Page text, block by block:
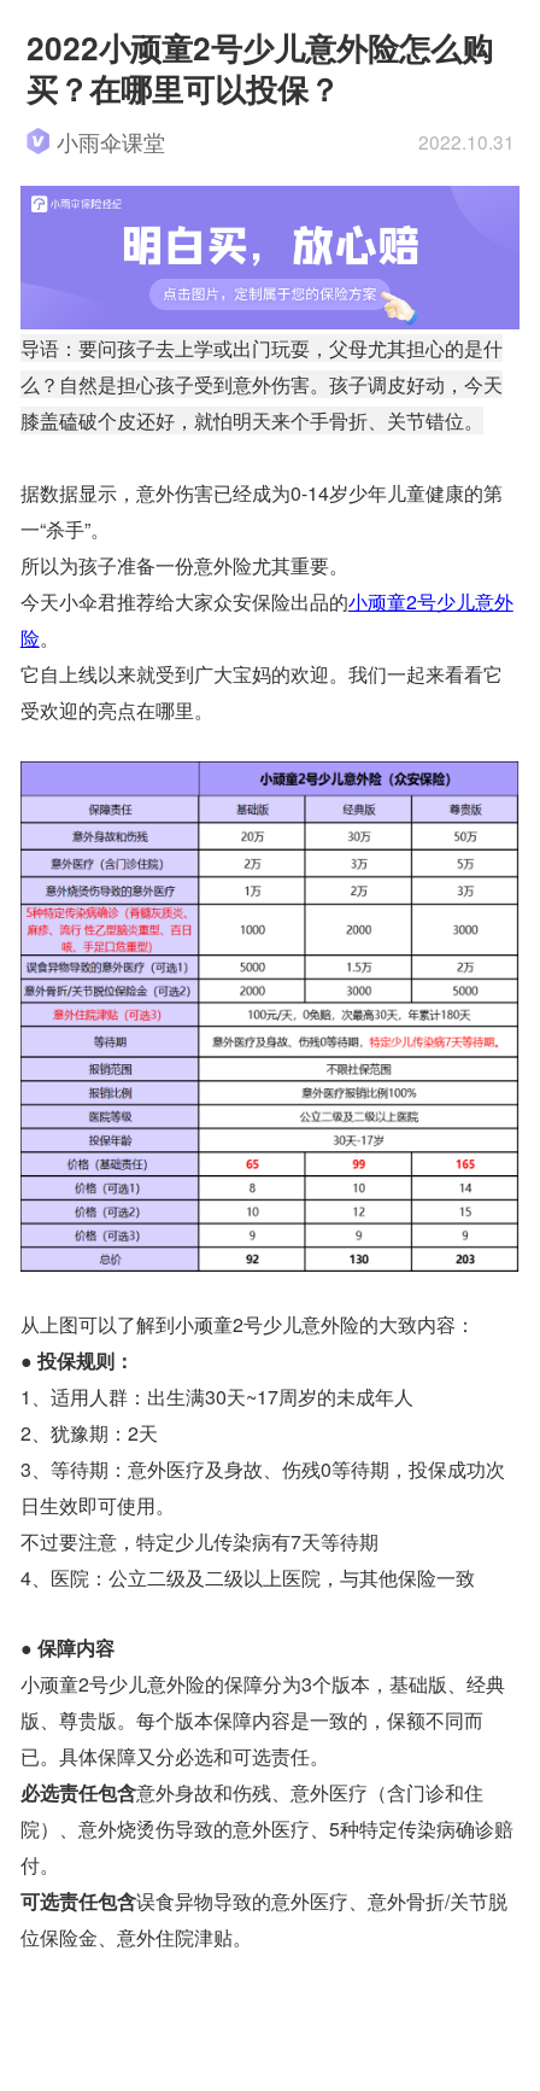
2022小顽童2号少儿意外险怎么购
买？在哪里可以投保？
小雨伞课堂 2022.10.31
导语：要问孩子去上学或出门玩耍，父母尤其担心的是什
么？自然是担心孩子受到意外伤害。孩子调皮好动，今天
膝盖磕破个皮还好，就怕明天来个手骨折、关节错位。
据数据显示，意外伤害已经成为0-14岁少年儿童健康的第
一“杀手”。
所以为孩子准备一份意外险尤其重要。
今天小伞君推荐给大家众安保险出品的小顽童2号少儿意外
险。
它自上线以来就受到广大宝妈的欢迎。我们一起来看看它
受欢迎的亮点在哪里。
从上图可以了解到小顽童2号少儿意外险的大致内容：
● 投保规则：
1、适用人群：出生满30天~17周岁的未成年人
2、犹豫期：2天
3、等待期：意外医疗及身故、伤残0等待期，投保成功次
日生效即可使用。
不过要注意，特定少儿传染病有7天等待期
4、医院：公立二级及二级以上医院，与其他保险一致
● 保障内容
小顽童2号少儿意外险的保障分为3个版本，基础版、经典
版、尊贵版。每个版本保障内容是一致的，保额不同而
已。具体保障又分必选和可选责任。
必选责任包含意外身故和伤残、意外医疗（含门诊和住
院）、意外烧烫伤导致的意外医疗、5种特定传染病确诊赔
付。
可选责任包含误食异物导致的意外医疗、意外骨折/关节脱
位保险金、意外住院津贴。